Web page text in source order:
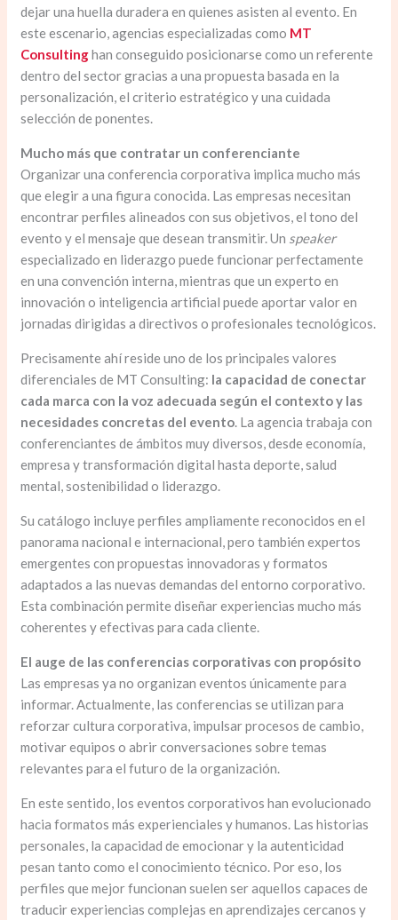
dejar una huella duradera en quienes asisten al evento. En
este escenario, agencias especializadas como MT
Consultinghan conseguido posicionarse como un referente
dentro del sector gracias a una propuesta basada en la
personalización, el criterio estratégico y una cuidada
selección de ponentes.
Mucho más que contratar un conferenciante
Organizar una conferencia corporativa implica mucho más
que elegir a una figura conocida. Las empresas necesitan
encontrar perfiles alineados con sus objetivos, el tono del
evento y el mensaje que desean transmitir. Un speaker
especializado en liderazgo puede funcionar perfectamente
en una convención interna, mientras que un experto en
innovación o inteligencia artificial puede aportar valor en
jornadas dirigidas a directivos o profesionales tecnológicos.
Precisamente ahí reside uno de los principales valores
diferenciales de MT Consulting: la capacidad de conectar
cada marca con la voz adecuada según el contexto y las
necesidades concretas del evento. La agencia trabaja con
conferenciantes de ámbitos muy diversos, desde economía,
empresa y transformación digital hasta deporte, salud
mental, sostenibilidad o liderazgo.
Su catálogo incluye perfiles ampliamente reconocidos en el
panorama nacional e internacional, pero también expertos
emergentes con propuestas innovadoras y formatos
adaptados a las nuevas demandas del entorno corporativo.
Esta combinación permite diseñar experiencias mucho más
coherentes y efectivas para cada cliente.
El auge de las conferencias corporativas con propósito
Las empresas ya no organizan eventos únicamente para
informar. Actualmente, las conferencias se utilizan para
reforzar cultura corporativa, impulsar procesos de cambio,
motivar equipos o abrir conversaciones sobre temas
relevantes para el futuro de la organización.
En este sentido, los eventos corporativos han evolucionado
hacia formatos más experienciales y humanos. Las historias
personales, la capacidad de emocionar y la autenticidad
pesan tanto como el conocimiento técnico. Por eso, los
perfiles que mejor funcionan suelen ser aquellos capaces de
traducir experiencias complejas en aprendizajes cercanos y